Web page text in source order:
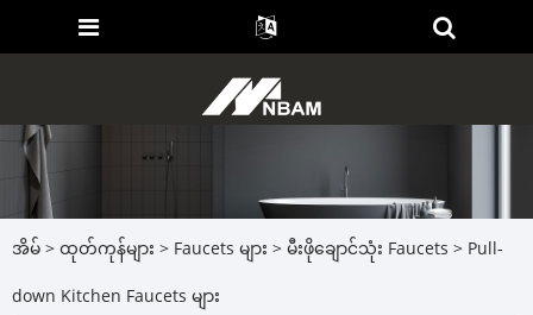
အိမ် > ထုတ်ကုန်များ > Faucets များ > မီးဖိုချောင်သုံး Faucets > Pull-
down Kitchen Faucets များ